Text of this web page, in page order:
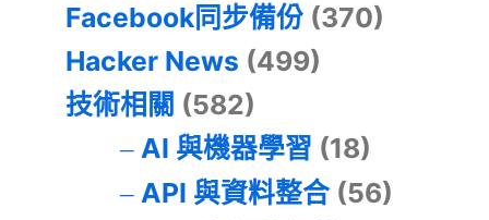
Facebook同步備份 (370)
Hacker News (499)
技術相關 (582)
AI 與機器學習 (18)
API 與資料整合(56)